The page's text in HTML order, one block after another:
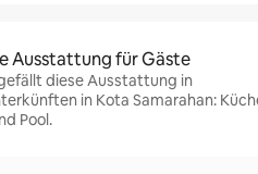
Ausstattung für Gäste
diese Ausstattung in
in Kota Samarahan:
Pool.